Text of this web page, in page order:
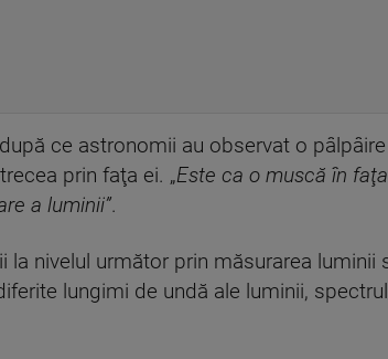
ce astronomii au observat o
prin faţa ei. „Este ca o muscă în
a luminii”.
nivelul următor prin măsurarea
lungimi de undă ale luminii,